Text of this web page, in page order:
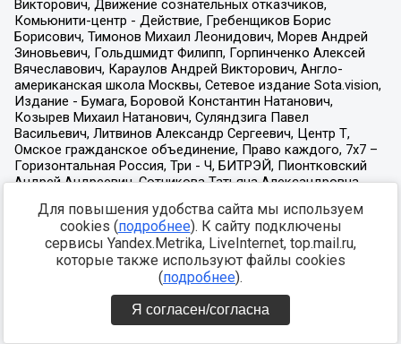
Для повышения удобства сайта мы используем
cookies (подробнее). К сайту подключены
сервисы Yandex.Metrika, LiveInternet, top.mail.ru,
которые также используют файлы cookies
(подробнее).
Я согласен/согласна